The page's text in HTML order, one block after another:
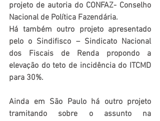
projeto de autoria do CONFAZ- Conselho
Nacional de Política Fazendária.
Há também outro projeto apresentado
pelo o Sindifisco – Sindicato Nacional
dos Fiscais de Renda propondo a
elevação do teto de incidência do ITCMD
para 30%.
Ainda em São Paulo há outro projeto
tramitando sobre o assunto na